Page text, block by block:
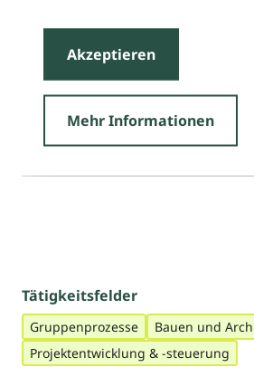
Akzeptieren
Mehr Informationen
Tätigkeitsfelder
Gruppenprozesse
Bauen und
Projektentwicklung & -steuerung